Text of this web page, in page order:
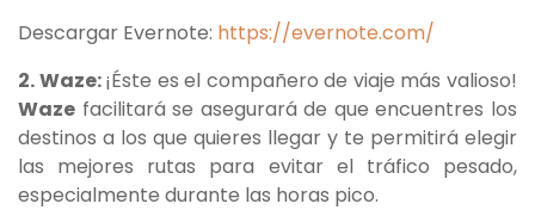
Descargar Evernote: https://evernote.com/
2. Waze:¡Éste es el compañero de viaje más valioso!
Waze facilitará se asegurará de que encuentres los
destinos a los que quieres llegar y te permitirá elegir
las mejores rutas para evitar el tráfico pesado,
especialmente durante las horas pico.